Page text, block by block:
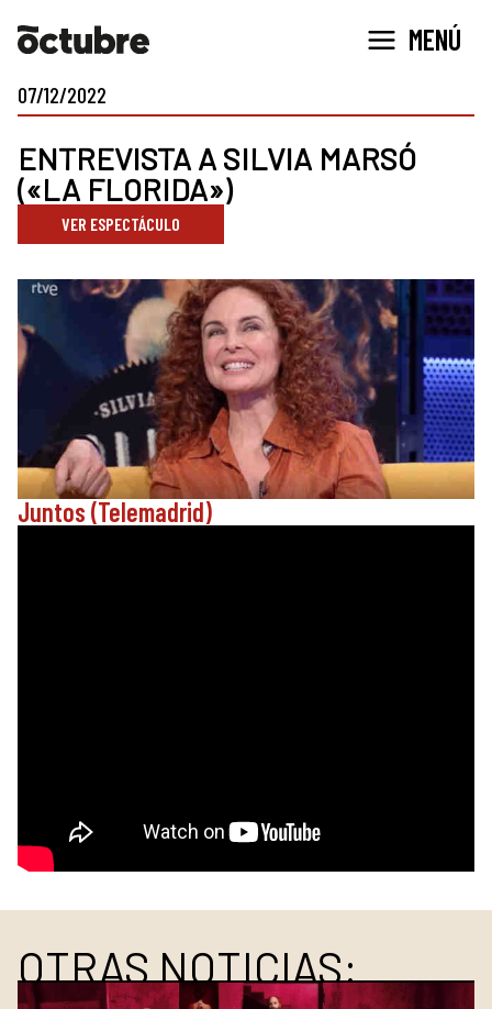
MENÚ
07/12/2022
ENTREVISTA A SILVIA MARSÓ
(«LA FLORIDA»)
VER ESPECTÁCULO
Juntos (Telemadrid)
OTRAS NOTICIAS: